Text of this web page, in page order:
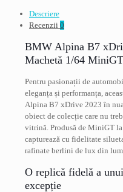
2023,
grafit,
1/64
Descriere
Recenzii 0
BMW Alpina B7
Machetă 1/64
Pentru pasionații de
eleganța și performanța,
Alpina B7 xDrive 2023 în
obiect de colecție care nu
vitrină. Produsă de MiniGT
capturează cu fidelitate
rafinate berlini de lux din
O replică fidelă a
excepție